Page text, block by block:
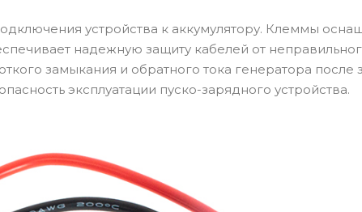
устройства к аккумулятору. Клеммы
надежную защиту кабелей от
замыкания и обратного тока генератора после
эксплуатации пуско-зарядного устройства.